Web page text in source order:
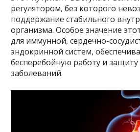
регулятором, без которого
поддержание стабильного
организма. Особое значение
для иммунной, сердечно-
эндокринной систем,
бесперебойную работу и
заболеваний.